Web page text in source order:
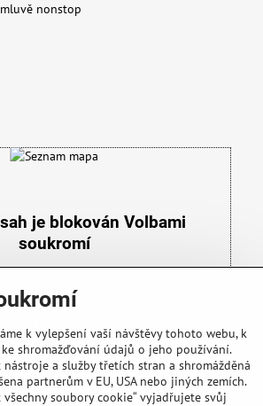
nonstop
je blokován Volbami
soukromí
si načíst externí obsah?
- souhlas s druhem cookie:
Funkční
k vylepšení vaší návštěvy tohoto webu, k
shromažďování údajů o jeho používání.
a služby třetích stran a shromážděná
partnerům v EU, USA nebo jiných zemích.
soubory cookie“ vyjadřujete svůj